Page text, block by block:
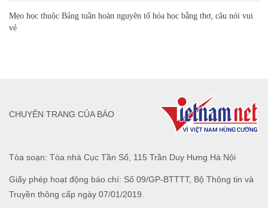
Mẹo học thuộc Bảng tuần hoàn nguyên tố hóa học bằng thơ, câu nói vui
vẻ
Tòa soạn: Tòa nhà Cục Tần Số, 115 Trần Duy Hưng Hà Nội
Giấy phép hoạt động báo chí: Số 09/GP-BTTTT, Bộ Thông tin và
Truyền thông cấp ngày 07/01/2019.
CHUYÊN TRANG CỦA BÁO